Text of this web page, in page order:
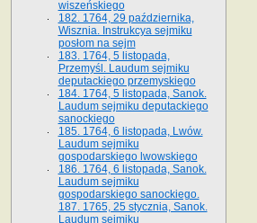
wiszeńskiego
182. 1764, 29 października,
Wisznia. Instrukcya sejmiku
posłom na sejm
183. 1764, 5 listopada,
Przemyśl. Laudum sejmiku
deputackiego przemyskiego
184. 1764, 5 listopada, Sanok.
Laudum sejmiku deputackiego
sanockiego
185. 1764, 6 listopada, Lwów.
Laudum sejmiku
gospodarskiego lwowskiego
186. 1764, 6 listopada, Sanok.
Laudum sejmiku
gospodarskiego sanockiego.
187. 1765, 25 stycznia, Sanok.
Laudum sejmiku